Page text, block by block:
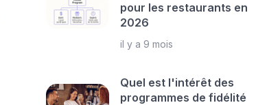
pour les restaurants en
2026
il y a 9 mois
Quel est l'intérêt des
programmes de fidélité